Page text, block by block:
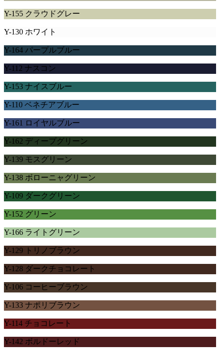
Y-155 クラウドグレー
Y-130 ホワイト
Y-164 パープルブルー
Y-112 ナスコン
Y-153 ナイスブルー
Y-110 ベネチアブルー
Y-161 ロイヤルブルー
Y-162 ディープグリーン
Y-139 モスグリーン
Y-138 ボローニャグリーン
Y-109 ダークグリーン
Y-152 グリーン
Y-166 ライトグリーン
Y-129 トリノブラウン
Y-128 ダークチョコレート
Y-106 コーヒーブラウン
Y-133 ナポリブラウン
Y-114 チョコレート
Y-142 ボルドーレッド